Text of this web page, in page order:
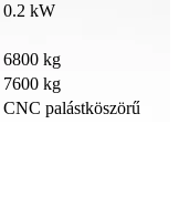
0.2 kW
6800 kg
7600 kg
CNC palástköszörű